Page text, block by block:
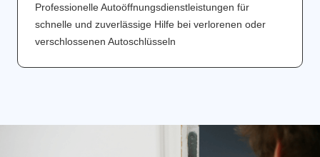
Professionelle Autoöffnungsdienstleistungen für
schnelle und zuverlässige Hilfe bei verlorenen oder
verschlossenen Autoschlüsseln